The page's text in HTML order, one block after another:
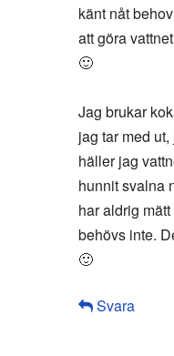
känt nåt
att göra
🙂
Jag brukar
jag tar med
häller jag
hunnit svalna
har aldrig
behövs inte.
🙂
Svara